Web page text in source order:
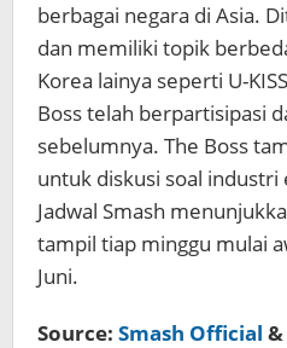
berbagai negara di Asia.
dan memiliki topik
Korea lainya seperti U-
Boss telah berpartisipasi
sebelumnya. The Boss
untuk diskusi soal
Jadwal Smash
tampil tiap minggu mulai
Juni.
Source: Smash Official &